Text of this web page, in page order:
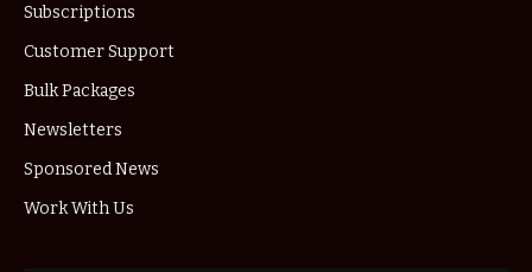
Subscriptions
Customer Support
Bulk Packages
Newsletters
Sponsored News
Work With Us